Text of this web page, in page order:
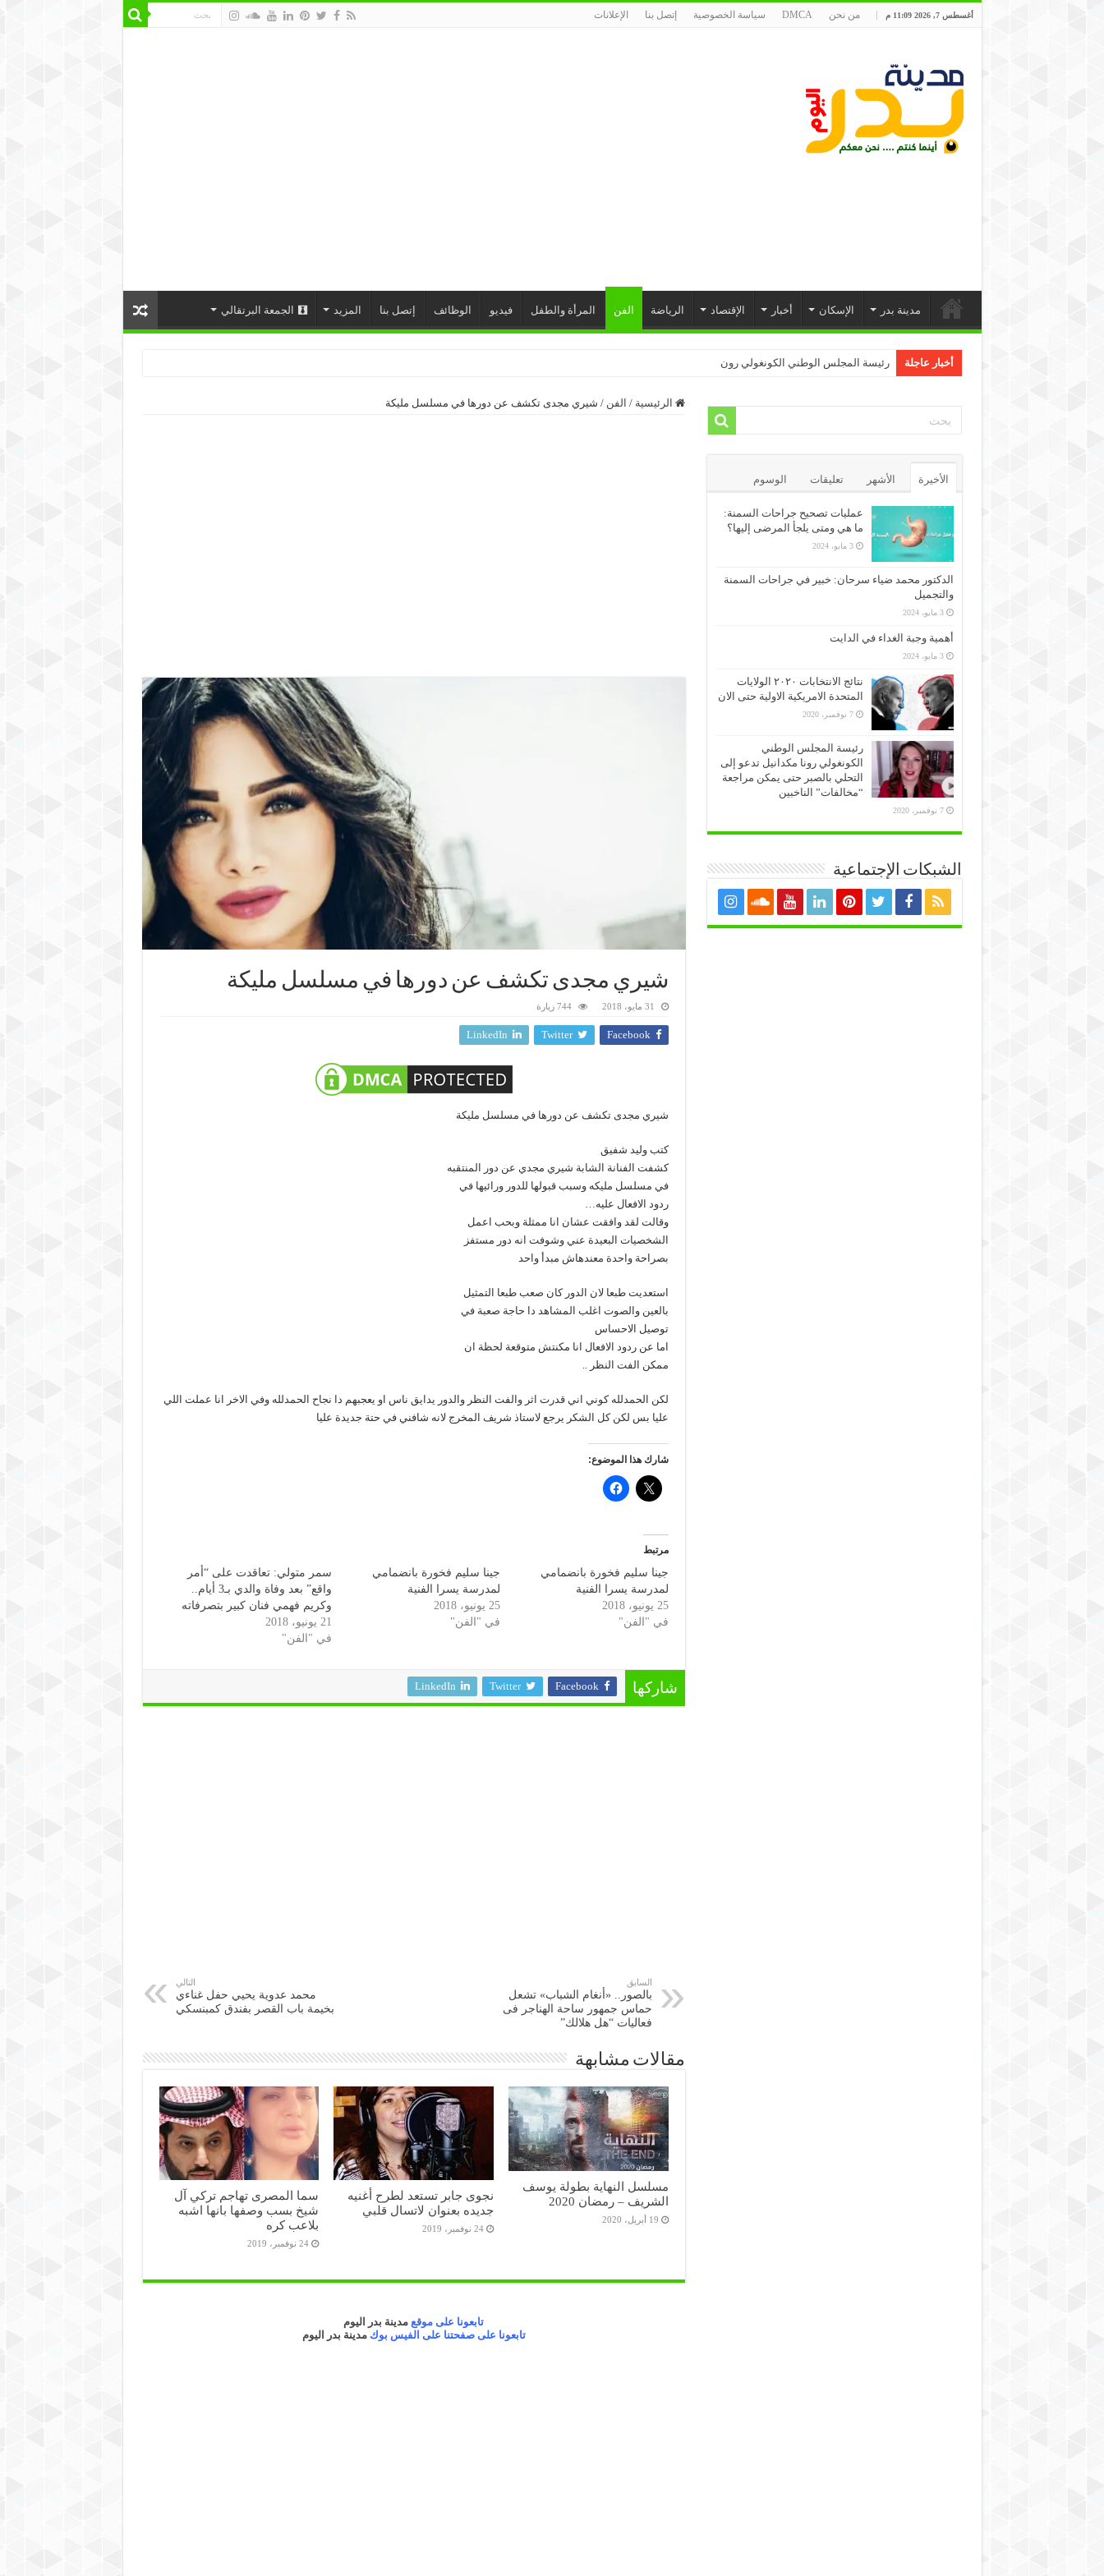
أغسطس 7, 2026 11:09 م من نحن DMCA سياسة الخصوصية إتصل بنا الإعلانات
مدينة بدر الإسكان أخبار الإقتصاد الرياضة الفن المرأة والطفل فيديو الوظائف إتصل بنا المزيد الجمعة البرتقالي
أخبار عاجلة رئيسة المجلس الوطني الكونغولي رونا مكدانيل تدعو إلى التحل
الرئيسية / الفن / شيري مجدى تكشف عن دورها في مسلسل مليكة
شيري مجدى تكشف عن دورها في مسلسل مليكة
31 مايو، 2018 744 زيارة
Facebook
Twitter
LinkedIn
شيري مجدى تكشف عن دورها في مسلسل مليكة
كتب وليد شفيق
كشفت الفنانة الشابة شيري مجدي عن دور المنتقبه
في مسلسل مليكه وسبب قبولها للدور ورائيها في
ردود الافعال عليه…
وقالت لقد وافقت عشان انا ممثلة وبحب اعمل
الشخصيات البعيدة عني وشوفت انه دور مستفز
بصراحة واحدة معندهاش مبدأ واحد
استعديت طبعا لان الدور كان صعب طبعا التمثيل
بالعين والصوت اغلب المشاهد دا حاجة صعبة في
توصيل الاحساس
اما عن ردود الافعال انا مكنتش متوقعة لحظة ان
ممكن الفت النظر ..
لكن الحمدلله كوني اني قدرت اثر والفت النظر والدور يدايق ناس او يعجبهم دا نجاح الحمدلله وفي الاخر انا عملت اللي
عليا بس لكن كل الشكر يرجع لاستاذ شريف المخرج لانه شافني في حتة جديدة عليا
شارك هذا الموضوع:
مرتبط
جينا سليم فخورة بانضمامي
لمدرسة يسرا الفنية
25 يونيو، 2018
في "الفن"
جينا سليم فخورة بانضمامي
لمدرسة يسرا الفنية
25 يونيو، 2018
في "الفن"
سمر متولي: تعاقدت على “أمر
واقع” بعد وفاة والدي بـ3 أيام..
وكريم فهمي فنان كبير بتصرفاته
21 يونيو، 2018
في "الفن"
شاركها Facebook
Twitter
LinkedIn
السابق
بالصور.. «أنغام الشباب» تشعل
حماس جمهور ساحة الهناجر فى
فعاليات “هل هلالك”
التالي
محمد عدوية يحيي حفل غناءي
بخيمة باب القصر بفندق كمبنسكي
مقالات مشابهة
مسلسل النهاية بطولة يوسف
الشريف – رمضان 2020
19 أبريل، 2020
نجوى جابر تستعد لطرح أغنيه
جديده بعنوان لاتسال قلبي
24 نوفمبر، 2019
سما المصرى تهاجم تركي آل
شيخ بسب وصفها بانها اشبه
بلاعب كره
24 نوفمبر، 2019
تابعونا على موقع مدينة بدر اليوم
تابعونا على صفحتنا على الفيس بوكمدينة بدر اليوم
الأخيرة الأشهر تعليقات الوسوم
عمليات تصحيح جراحات السمنة:
ما هي ومتى يلجأ المرضى إليها؟
3 مايو، 2024
الدكتور محمد ضياء سرحان: خبير في جراحات السمنة
والتجميل
3 مايو، 2024
أهمية وجبة الغداء في الدايت
3 مايو، 2024
نتائج الانتخابات ٢٠٢٠ الولايات
المتحدة الامريكية الاولية حتى الان
7 نوفمبر، 2020
رئيسة المجلس الوطني
الكونغولي رونا مكدانيل تدعو إلى
التحلي بالصبر حتى يمكن مراجعة
“مخالفات” الناخبين
7 نوفمبر، 2020
الشبكات الإجتماعية